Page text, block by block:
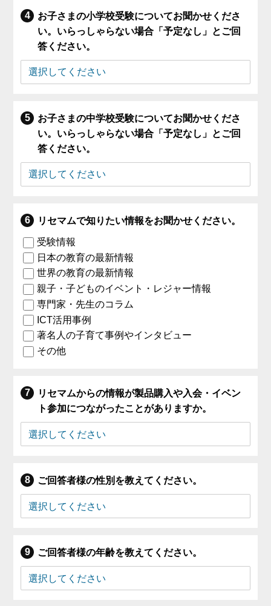
お子さまの小学校受験についてお聞かせくださ
い。いらっしゃらない場合「予定なし」とご回
答ください。
お子さまの中学校受験についてお聞かせくださ
い。いらっしゃらない場合「予定なし」とご回
答ください。
リセマムで知りたい情報をお聞かせください。
受験情報
日本の教育の最新情報
世界の教育の最新情報
親子・子どものイベント・レジャー情報
専門家・先生のコラム
ICT活用事例
著名人の子育て事例やインタビュー
その他
リセマムからの情報が製品購入や入会・イベン
ト参加につながったことがありますか。
ご回答者様の性別を教えてください。
ご回答者様の年齢を教えてください。